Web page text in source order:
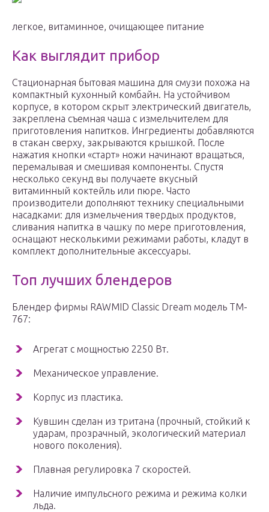
легкое, витаминное, очищающее питание
Как выглядит прибор
Стационарная бытовая машина для смузи похожа на
компактный кухонный комбайн. На устойчивом
корпусе, в котором скрыт электрический двигатель,
закреплена съемная чаша с измельчителем для
приготовления напитков. Ингредиенты добавляются
в стакан сверху, закрываются крышкой. После
нажатия кнопки «старт» ножи начинают вращаться,
перемалывая и смешивая компоненты. Спустя
несколько секунд вы получаете вкусный
витаминный коктейль или пюре. Часто
производители дополняют технику специальными
насадками: для измельчения твердых продуктов,
сливания напитка в чашку по мере приготовления,
оснащают несколькими режимами работы, кладут в
комплект дополнительные аксессуары.
Топ лучших блендеров
Блендер фирмы RAWMID Classic Dream модель TM-
767:
Агрегат с мощностью 2250 Вт.
Механическое управление.
Корпус из пластика.
Кувшин сделан из тритана (прочный, стойкий к
ударам, прозрачный, экологический материал
нового поколения).
Плавная регулировка 7 скоростей.
Наличие импульсного режима и режима колки
льда.